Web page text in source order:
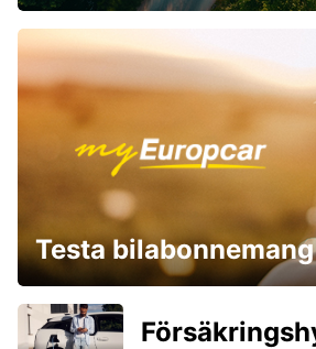
Testa bilabonnemang